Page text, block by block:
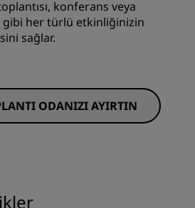
konferans veya
gibi her türlü etkinliğinizin
sağlar.
ODANIZI AYIRTIN